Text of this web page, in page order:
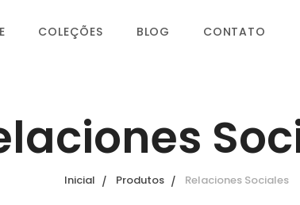
COLEÇÕES BLOG CONTATO
Inicial Produtos Relaciones Sociales